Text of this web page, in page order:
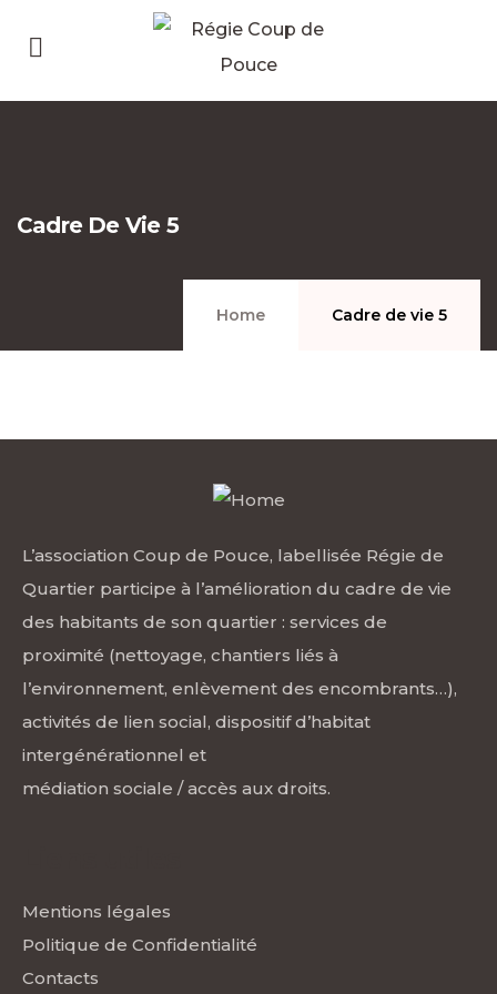
Cadre De Vie 5
Home Cadre de vie 5
L’association Coup de Pouce, labellisée Régie de
Quartier participe à l’amélioration du cadre de vie
des habitants de son quartier : services de
proximité (nettoyage, chantiers liés à
l’environnement, enlèvement des encombrants…),
activités de lien social, dispositif d’habitat
intergénérationnel et
médiation sociale / accès aux droits.
Mentions légales
Politique de Confidentialité
Contacts